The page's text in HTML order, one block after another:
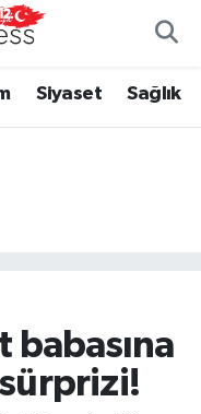
Siyaset Sağlık